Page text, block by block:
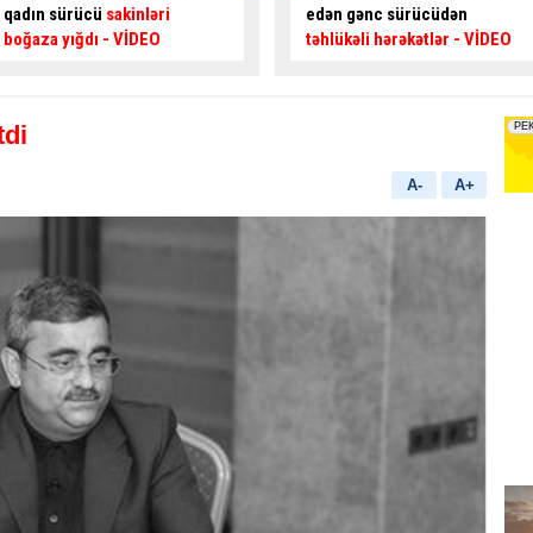
edən gənc sürücüdən
təhlükəli hərəkətlər- VİDEO
kimi özünü blokladı– Maraqlı
HADİSƏ
A- A+